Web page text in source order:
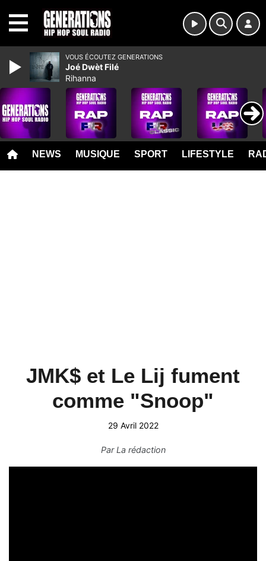
NEWS MUSIQUE SPORT LIFESTYLE
JMK$ et Le Lij fument
comme "Snoop"
29 Avril 2022
ParLa rédaction
VOUS ÉCOUTEZ GENERATIONS
Joé Dwèt Filé
Rihanna